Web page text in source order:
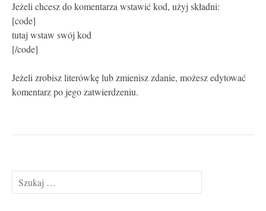
Jeżeli chcesz do komentarza wstawić kod, użyj składni:
[code]
tutaj wstaw swój kod
[/code]
Jeżeli zrobisz literówkę lub zmienisz zdanie, możesz edytować
komentarz po jego zatwierdzeniu.
Szukaj: